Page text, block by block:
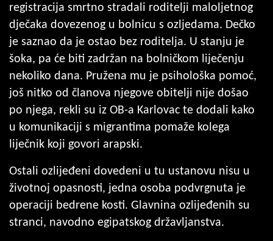
registracija smrtno stradali roditelji maloljetnog
dječaka dovezenog u bolnicu s ozljedama. Dečko
je saznao da je ostao bez roditelja. U stanju je
šoka, pa će biti zadržan na bolničkom liječenju
nekoliko dana. Pružena mu je psihološka pomoć,
još nitko od članova njegove obitelji nije došao
po njega, rekli su iz OB-a Karlovac te dodali kako
u komunikaciji s migrantima pomaže kolega
liječnik koji govori arapski.
Ostali ozlijeđeni dovedeni u tu ustanovu nisu u
životnoj opasnosti, jedna osoba podvrgnuta je
operaciji bedrene kosti. Glavnina ozlijeđenih su
stranci, navodno egipatskog državljanstva.